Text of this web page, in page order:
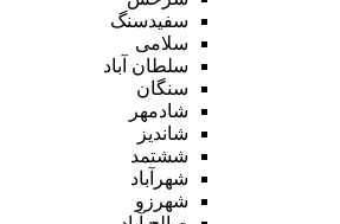
سفیدسنگ
سلامی
سلطان آباد
سنگان
شادمهر
شاندیز
ششتمد
شهرآباد
شهرزو